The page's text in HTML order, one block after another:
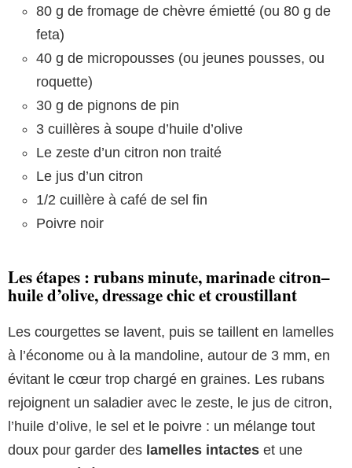
80 g de fromage de chèvre émietté (ou 80 g de
feta)
40 g de micropousses (ou jeunes pousses, ou
roquette)
30 g de pignons de pin
3 cuillères à soupe d’huile d’olive
Le zeste d’un citron non traité
Le jus d’un citron
1/2 cuillère à café de sel fin
Poivre noir
Les étapes : rubans minute, marinade citron–
huile d’olive, dressage chic et croustillant
Les courgettes se lavent, puis se taillent en lamelles
à l’économe ou à la mandoline, autour de 3 mm, en
évitant le cœur trop chargé en graines. Les rubans
rejoignent un saladier avec le zeste, le jus de citron,
l’huile d’olive, le sel et le poivre : un mélange tout
doux pour garder des lamelles intactes et une